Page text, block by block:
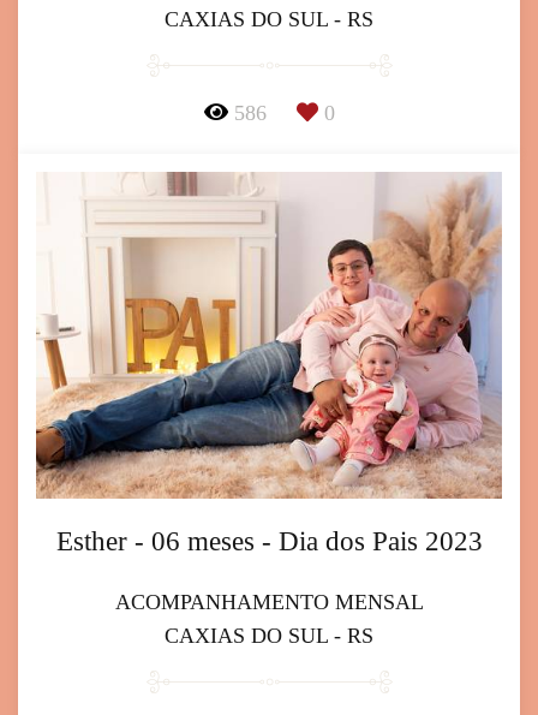
CAXIAS DO SUL - RS
586 0
Esther - 06 meses - Dia dos Pais 2023
ACOMPANHAMENTO MENSAL
CAXIAS DO SUL - RS